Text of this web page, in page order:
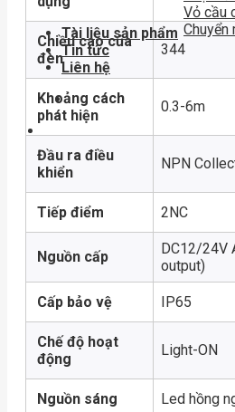
Vỏ cầu
Chuyển
Tài liệu sản phẩm
Tin tức
Liên hệ
Chiều cao của
đèn
344
Khoảng cách
phát hiện
0.3-6m
Đầu ra điều
khiển
NPN
Tiếp điểm 2NC
Nguồn cấp
DC12/24V
output)
Cấp bảo vệ IP65
Chế độ hoạt
động
Light-ON
Nguồn sáng Led hồng